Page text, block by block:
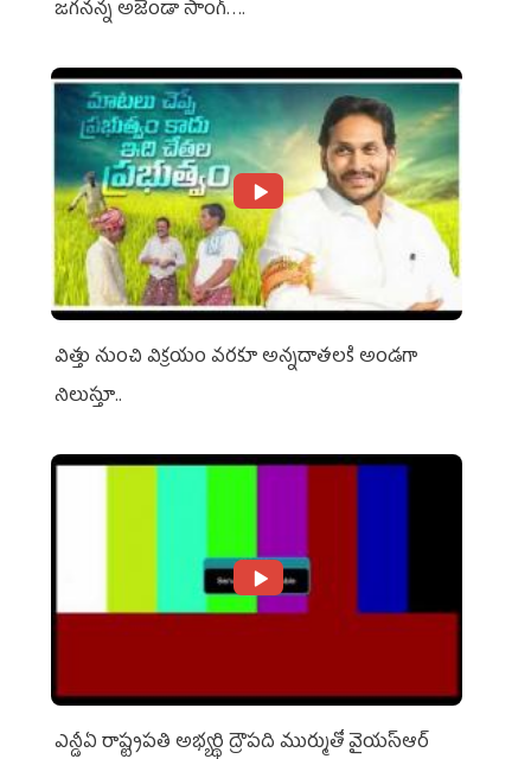
జగనన్న అజెండా సాంగ్….
విత్తు నుంచి విక్రయం వరకూ అన్నదాతలకి అండగా
నిలుస్తూ..
ఎన్డీఏ రాష్ట్ర‌ప‌తి అభ్య‌ర్థి ద్రౌప‌ది ముర్ముతో వైయ‌స్ఆర్